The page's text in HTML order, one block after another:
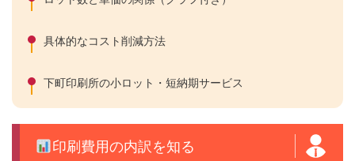
具体的なコスト削減方法
下町印刷所の小ロット・短納期サービス
印刷費用の内訳を知る